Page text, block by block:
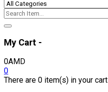
My Cart -
0AMD
0
There are 0 item(s) in your cart